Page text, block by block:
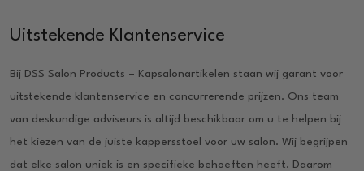
Uitstekende Klantenservice
Bij DSS Salon Products – Kapsalonartikelen staan wij garant voor
uitstekende klantenservice en concurrerende prijzen. Ons team
van deskundige adviseurs is altijd beschikbaar om u te helpen bij
het kiezen van de juiste kappersstoel voor uw salon. Wij begrijpen
dat elke salon uniek is en specifieke behoeften heeft. Daarom